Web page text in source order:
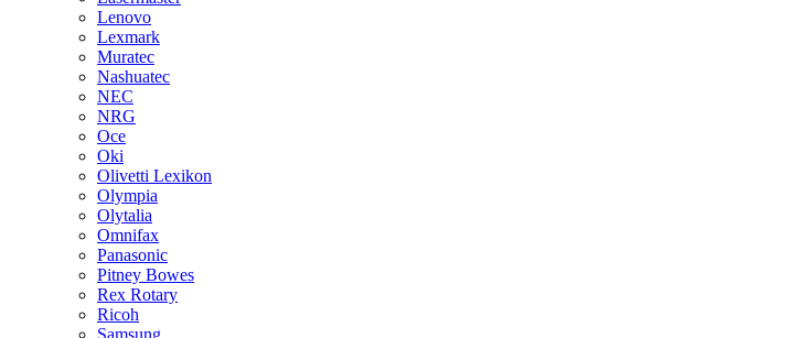
Lenovo
Lexmark
Muratec
Nashuatec
NEC
NRG
Oce
Oki
Olivetti Lexikon
Olympia
Olytalia
Omnifax
Panasonic
Pitney Bowes
Rex Rotary
Ricoh
Samsung